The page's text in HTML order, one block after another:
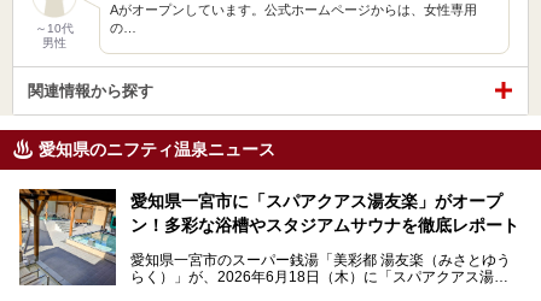
～10代
男性
Aがオープンしています。公式ホームページからは、女性専用
の…
関連情報から探す
愛知県のニフティ温泉ニュース
愛知県一宮市に「スパアクアス湯友楽」がオープ
ン！多彩な浴槽やスタジアムサウナを徹底レポート
愛知県一宮市のスーパー銭湯「美彩都 湯友楽（みさとゆう
らく）」が、2026年6月18日（木）に「スパアクアス湯友